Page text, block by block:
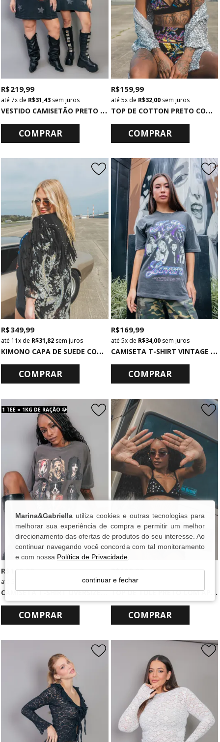
Marina&Gabriella utiliza cookies e outras tecnologias para
melhorar sua experiência de compra e permitir um melhor
direcionamento das ofertas de produtos do seu interesse. Ao
continuar navegando você concorda com tal monitoramento
e com nossa Política de Privacidade.
continuar e fechar
V
ESTIDO CAMISETÃO PRETO COM APLIQUES FOREVER
R$ 219,99
7x de R$ 31,43 sem juros
COMPRAR
T
OP DE COTTON PRETO COM ESTAMPA ROCK
R$ 159,99
5xde R$ 32,00sem juros
COMPRAR
K
IMONO CAPA DE SUEDE COM TACHAS E FRANJAS PRETO
R$ 349,99
11x de R$ 31,82 sem juros
COMPRAR
C
AMISETA T-SHIRT VINTAGE CHUMBO K-POP LOVERS
R$ 169,99
5xde R$ 34,00sem juros
COMPRAR
1 TEE = 1KG DE RAÇÃO 🐶
C
AMISETA T-SHIRT OVERSIZED MARROM ROCK DOGS
R$ 169,99
COMPRAR
TOP DE TULE PRETO COM APLIQUES E PINGENTES
R$ 189,99
6xdeR$ 31,67
COMPRAR